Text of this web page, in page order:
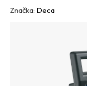
Značka: Deca